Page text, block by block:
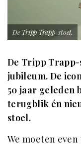
De Tripp Trapp-stoel.
De Tripp
jubileum. De
50 jaar geleden
terugblik én
stoel.
We moeten